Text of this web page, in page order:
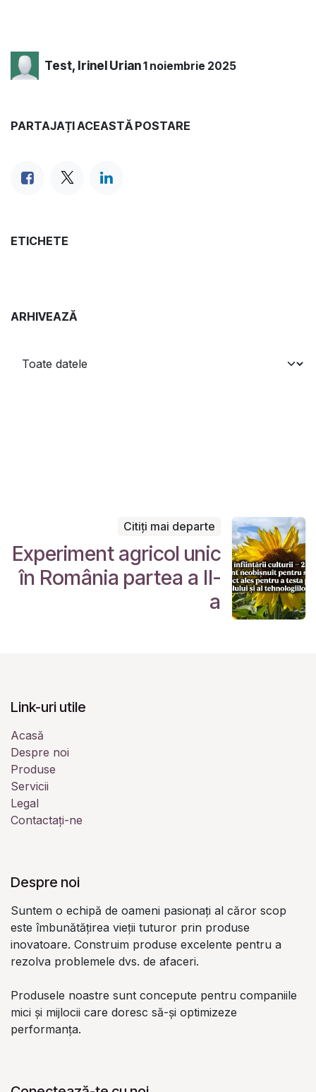
Test, Irinel Urian1 noiembrie 2025
PARTAJAȚI ACEASTĂ POSTARE
ETICHETE
ARHIVEAZĂ
Citiți mai departe
Experiment agricol unic
în România partea a II-
a
Link-uri utile
Acasă
Despre noi
Produse
Servicii
Legal
Contactați-ne
Despre noi
Suntem o echipă de oameni pasionați al căror scop
este îmbunătățirea vieții tuturor prin produse
inovatoare. Construim produse excelente pentru a
rezolva problemele dvs. de afaceri.
Produsele noastre sunt concepute pentru companiile
mici și mijlocii care doresc să-și optimizeze
performanța.